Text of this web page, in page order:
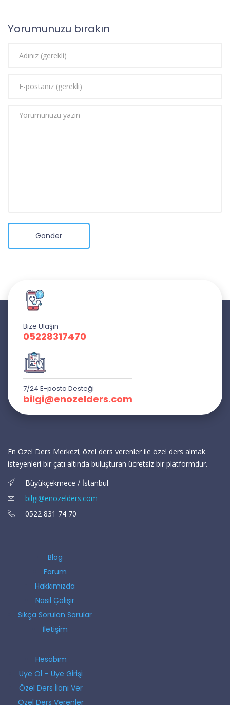
Yorumunuzu bırakın
Gönder
Bize Ulaşın
05228317470
7/24 E-posta Desteği
bilgi@enozelders.com
En Özel Ders Merkezi; özel ders verenler ile özel ders almak
isteyenleri bir çatı altında buluşturan ücretsiz bir platformdur.
Büyükçekmece / İstanbul
bilgi@enozelders.com
0522 831 74 70
Blog
Forum
Hakkımızda
Nasıl Çalışır
Sıkça Sorulan Sorular
İletişim
Hesabım
Üye Ol – Üye Girişi
Özel Ders İlanı Ver
Özel Ders Verenler